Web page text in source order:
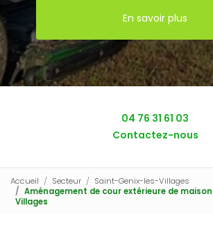
En savoir plus
04 76 31 61 03
Contactez-nous
Accueil Secteur
Saint-Genix-les-Villages
Aménagement de cour extérieure de
Villages